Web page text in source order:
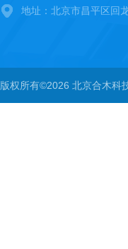
地址：北京市昌平区回
版权所有©2026 北京合木科